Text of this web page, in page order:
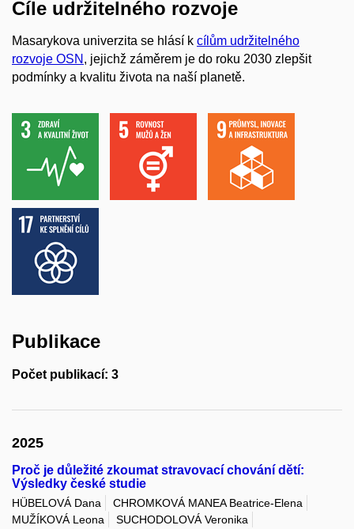
Cíle udržitelného rozvoje
Masarykova univerzita se hlásí k cílům udržitelného
rozvoje OSN , jejichž záměrem je do roku 2030 zlepšit
podmínky a kvalitu života na naší planetě.
Publikace
Počet publikací: 3
2025
Proč je důležité zkoumat stravovací chování dětí:
Výsledky české studie
HÜBELOVÁ Dana
CHROMKOVÁ MANEA Beatrice-Elena
MUŽÍKOVÁ Leona
SUCHODOLOVÁ Veronika